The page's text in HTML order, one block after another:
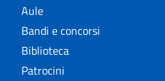
Aule
Bandi e concorsi
Biblioteca
Patrocini